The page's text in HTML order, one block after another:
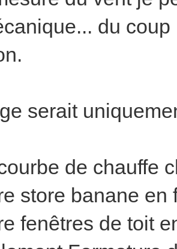
du
serait
de chauffe
store banane en
fenêtres de toit